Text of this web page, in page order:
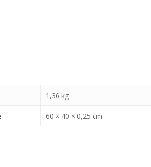
1,36 kg
60 × 40 × 0,25 cm